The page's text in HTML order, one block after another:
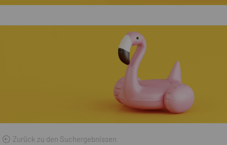
Zurück zu den Suchergebnissen